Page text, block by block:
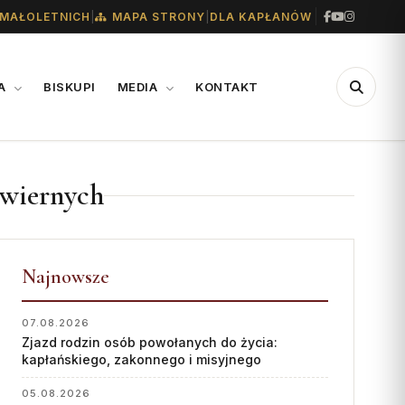
MAPA STRONY DLA KAPŁANÓW
BISKUPI MEDIA KONTAKT
CENTRUM
MEDIALNE
Biuro
Współpraca
„GŁOS Z TORUNIA"
Redakcja
Archiwum
WSPARCIE
Ofiary na seminarium
Najnowsze
07.08.2026
Zjazd rodzin osób powołanych do życia:
kapłańskiego, zakonnego i misyjnego
05.08.2026